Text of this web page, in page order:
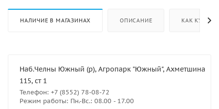
НАЛИЧИЕ В МАГАЗИНАХ ОПИСАНИЕ КАК КУПИТЬ
Наб.Челны Южный (р), Агропарк "Южный", Ахметшина
115, ст 1
Телефон: +7 (8552) 78-08-72
Режим работы: Пн.-Вс.: 08.00 - 17.00